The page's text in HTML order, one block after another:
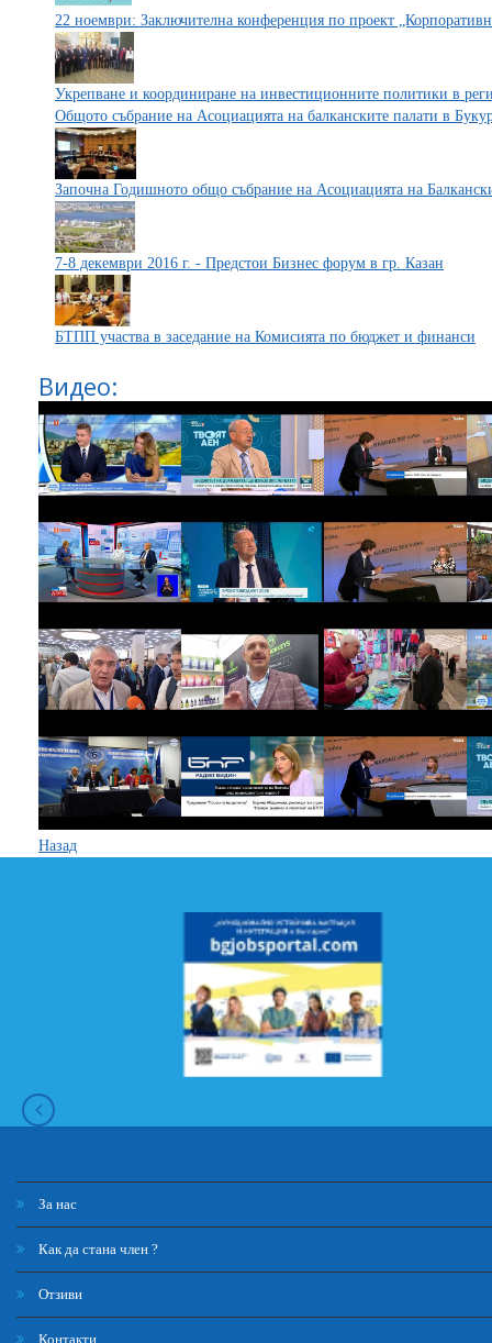
22 ноември: Заключителна конференция по проект
Укрепване и координиране на инвестиционните политики в
Общото събрание на Асоциацията на балканските палати в
Започна Годишното общо събрание на Асоциацията на
7-8 декември 2016 г. - Предстои Бизнес форум в гр. Казан
БТПП участва в заседание на Комисията по бюджет и финанси
Видео:
Назад
За нас
Как да стана член ?
Отзиви
Контакти